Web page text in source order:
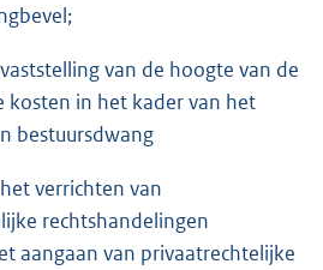
van de hoogte van de
kosten in het kader van het
bestuursdwang
verrichten van
rechtshandelingen
aangaan van privaatrechtelijke